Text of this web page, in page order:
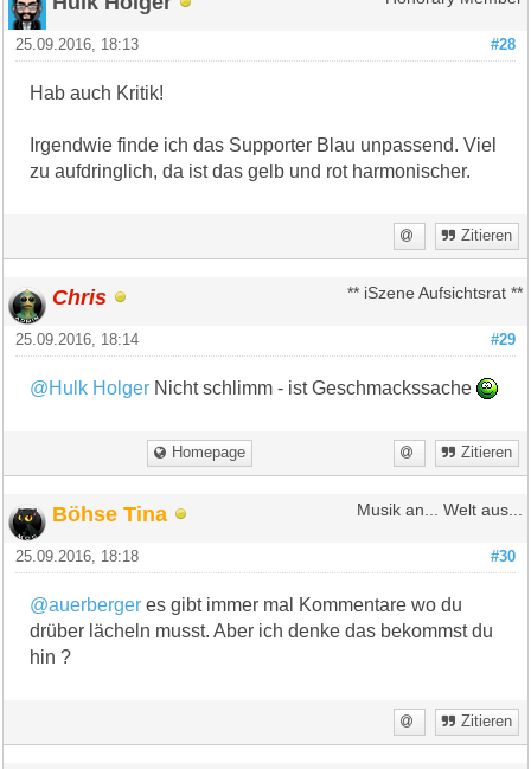
#28
25.09.2016, 18:13
Hab auch Kritik!
Irgendwie finde ich das Supporter Blau unpassend. Viel
zu aufdringlich, da ist das gelb und rot harmonischer.
Zitieren
Chris ** iSzene Aufsichtsrat **
#29
25.09.2016, 18:14
@Hulk Holger Nicht schlimm - ist Geschmackssache
Homepage Zitieren
Böhse Tina Musik an... Welt aus...
#30
25.09.2016, 18:18
@auerberger es gibt immer mal Kommentare wo du
drüber lächeln musst. Aber ich denke das bekommst du
hin ?
Zitieren